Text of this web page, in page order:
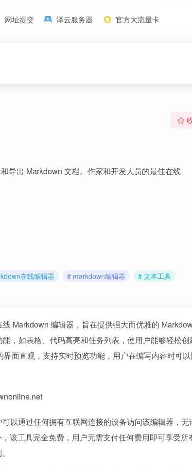
网址提交 泽云服务器 官方大流量卡
导出 Markdown 文档。作家和开发人员的最佳在线
在线编辑器 # markdown编辑器 # 文本工具
Markdown 编辑器，旨在提供强大而优雅的
，如表格、代码高亮和任务列表，使用户能够轻松
面直观，支持实时预览功能，用户在编写内容时可
以通过任何拥有互联网连接的设备访问该编辑器，
该工具完全免费，用户无需支付任何费用即可享受所